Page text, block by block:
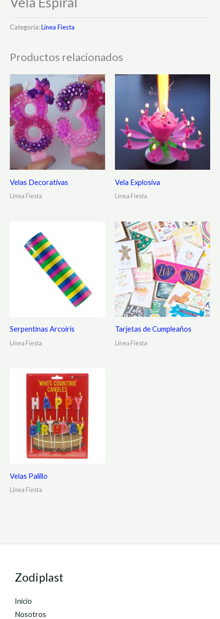
Categoría:Línea Fiesta
Productos relacionados
Velas Decorativas
Línea Fiesta
Vela Explosiva
Línea Fiesta
Serpentinas Arcoiris
Línea Fiesta
Tarjetas de Cumpleaños
Línea Fiesta
Velas Palillo
Línea Fiesta
Zodiplast
Inicio
Nosotros